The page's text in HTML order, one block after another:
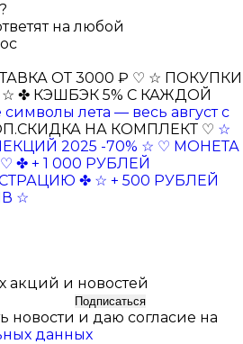
на любой
ОТ 3000 ₽ ♡ ☆ ПОКУПКИ
✤ КЭШБЭК 5% С КАЖДОЙ
лета — весь август с
НА КОМПЛЕКТ ♡ ☆
2025 -70% ☆ ♡ МОНЕТА
✤ + 1 000 РУБЛЕЙ
✤ ☆ + 500 РУБЛЕЙ
☆
акций и новостей
Подписаться
новости и даю согласие на
данных